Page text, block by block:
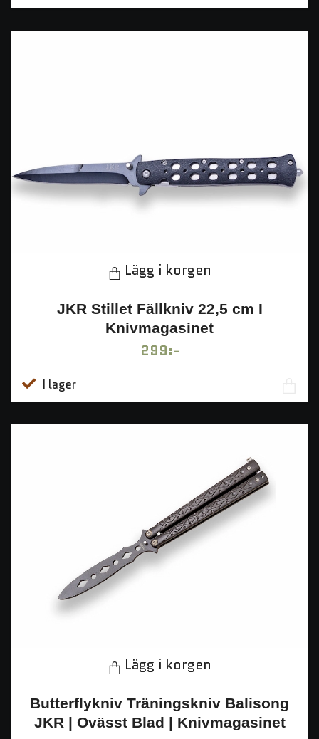
Lägg i korgen
JKR Stillet Fällkniv 22,5 cm I
Knivmagasinet
299:-
I lager
Lägg i korgen
Butterflykniv Träningskniv Balisong
JKR | Ovässt Blad | Knivmagasinet